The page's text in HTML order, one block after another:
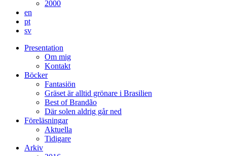
2000
en
pt
sv
Presentation
Om mig
Kontakt
Böcker
Fantasiön
Gräset är alltid grönare i Brasilien
Best of Brandão
Där solen aldrig går ned
Föreläsningar
Aktuella
Tidigare
Arkiv